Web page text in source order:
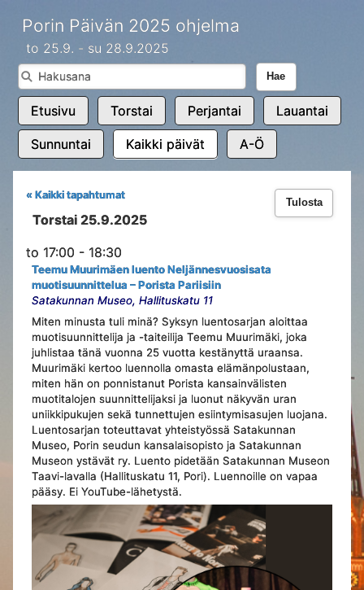
Porin Päivän 2025 ohjelma
to 25.9. - su 28.9.2025
Hae
Etusivu Torstai Perjantai Lauantai
Sunnuntai Kaikki päivät A-Ö
Tulosta
« Kaikki tapahtumat
Torstai 25.9.2025
to 17:00 - 18:30
Teemu Muurimäen luento Neljännesvuosisata
muotisuunnittelua – Porista Pariisiin
Satakunnan Museo, Hallituskatu 11
Miten minusta tuli minä? Syksyn luentosarjan aloittaa
muotisuunnittelija ja -taiteilija Teemu Muurimäki, joka
juhlistaa tänä vuonna 25 vuotta kestänyttä uraansa.
Muurimäki kertoo luennolla omasta elämänpolustaan,
miten hän on ponnistanut Porista kansainvälisten
muotitalojen suunnittelijaksi ja luonut näkyvän uran
uniikkipukujen sekä tunnettujen esiintymisasujen luojana.
Luentosarjan toteuttavat yhteistyössä Satakunnan
Museo, Porin seudun kansalaisopisto ja Satakunnan
Museon ystävät ry. Luento pidetään Satakunnan Museon
Taavi-lavalla (Hallituskatu 11, Pori). Luennoille on vapaa
pääsy. Ei YouTube-lähetystä.